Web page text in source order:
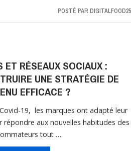
POSTÉ PAR DIGITALFOOD25
ET RÉSEAUX SOCIAUX :
UNE STRATÉGIE DE
EFFICACE ?
19, les marques ont adapté leur
aux nouvelles habitudes des
tout …